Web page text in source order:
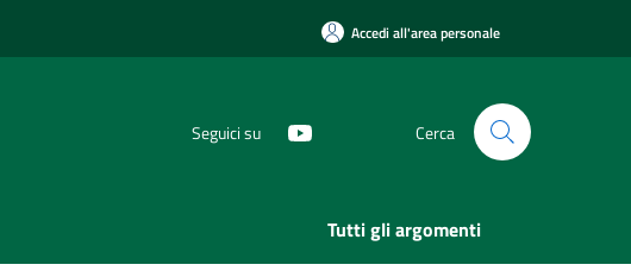
Accedi all'area personale
Seguici su Cerca
Tutti gli argomenti